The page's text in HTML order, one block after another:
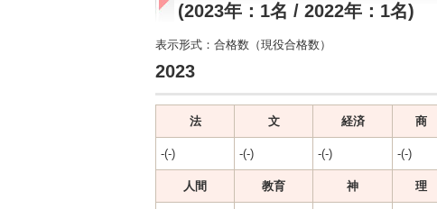
(2023年：1名 / 2022年：1名)
表示形式：合格数（現役合格数）
2023
法 文 経済 商
-(-)
-(-) -(-) -(-)
人間 教育 神 理